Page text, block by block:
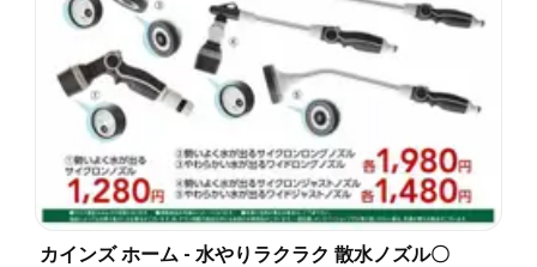
カインズ ホーム - 水やりラクラク 散水ノズル〇